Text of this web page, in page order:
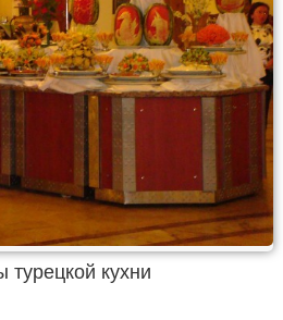
турецкой кухни